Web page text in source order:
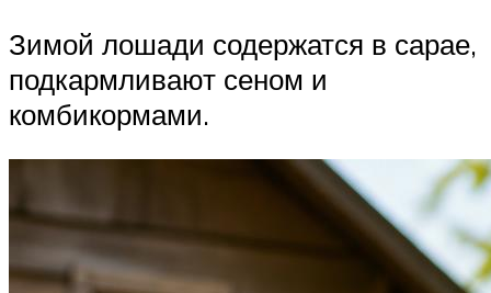
Зимой лошади содержатся в сарае,
подкармливают сеном и
комбикормами.